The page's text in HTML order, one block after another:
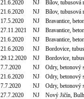
21.6.2020 NJ
Bílov, tubusová
21.6.2020 NJ
Bílov, tubusová
17.5.2020 NJ
Bravantice,
27.11.2021 NJ
Bravantice,
21.6.2020 NJ
Bravantice,
21.6.2020 NJ
Bordovice,
29.12.2020 NJ
Bordovice,
7.7.2020 NJ
Odry, betonový
21.6.2020 NJ
Odry, betonový
7.7.2020 NJ
Odry, betonový
27.7.2020 NJ
Nový Jičín,